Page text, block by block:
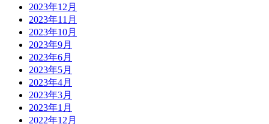
2023年12月
2023年11月
2023年10月
2023年9月
2023年6月
2023年5月
2023年4月
2023年3月
2023年1月
2022年12月